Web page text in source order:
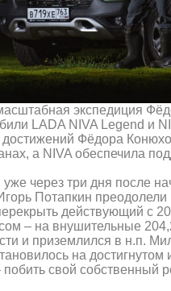
экспедиция
LADA NIVA Legend и
Фёдора
а NIVA обеспечила
через три дня после
Потапкин
действующий с
– на внушительные
и приземлился в н.п.
на
свой собственный